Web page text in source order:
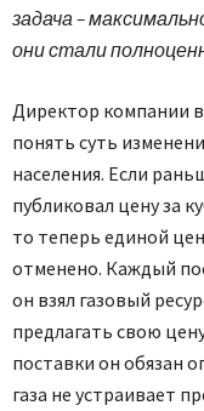
задача –
они стали
Директор компании
понять суть
населения. Если
публиковал цену за
то теперь единой
отменено. Каждый
он взял газовый
предлагать свою
поставки он обязан
газа не устраивает